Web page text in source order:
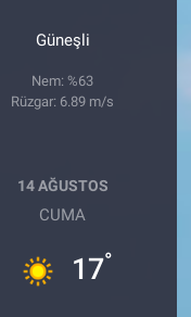
Güneşli
Nem: %63
Rüzgar: 6.89 m/s
14 AĞUSTOS
CUMA
17°